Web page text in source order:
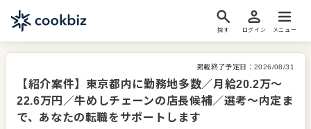
探す ログイン メニュー
掲載終了予定日： 2026/08/31
【紹介案件】東京都内に勤務地多数／月給20.2万～
22.6万円／牛めしチェーンの店長候補／選考～内定ま
で、あなたの転職をサポートします